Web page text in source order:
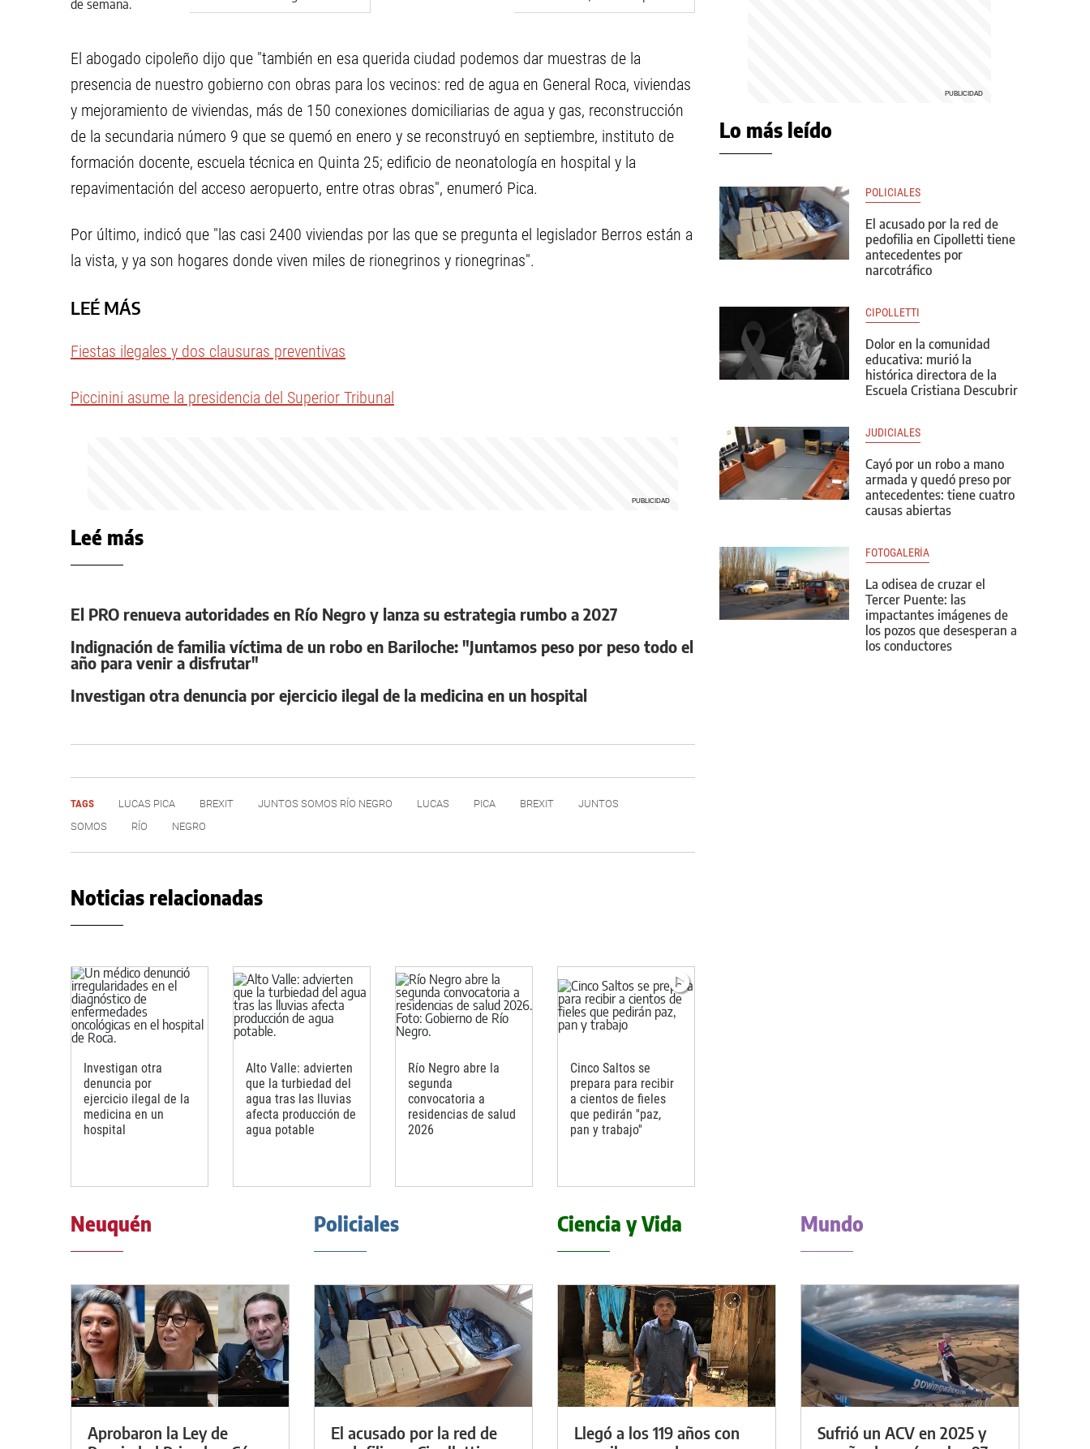
2027
por peso todo el año para
El abogado cipoleño dijo que "también en esa querida ciudad podemos dar muestras de la
presencia de nuestro gobierno con obras para los vecinos: red de agua en General Roca, viviendas
y mejoramiento de viviendas, más de 150 conexiones domiciliarias de agua y gas, reconstrucción
de la secundaria número 9 que se quemó en enero y se reconstruyó en septiembre, instituto de
formación docente, escuela técnica en Quinta 25; edificio de neonatología en hospital y la
repavimentación del acceso aeropuerto, entre otras obras", enumeró Pica.
Por último, indicó que "las casi 2400 viviendas por las que se pregunta el legislador Berros están a
la vista, y ya son hogares donde viven miles de rionegrinos y rionegrinas".
LEÉ MÁS
Fiestas ilegales y dos clausuras preventivas
Piccinini asume la presidencia del Superior Tribunal
Leé más
El PRO renueva autoridades en Río Negro y lanza su estrategia rumbo a 2027
Indignación de familia víctima de un robo en Bariloche: "Juntamos peso por peso todo el
año para venir a disfrutar"
Investigan otra denuncia por ejercicio ilegal de la medicina en un hospital
TAGS LUCAS PICA BREXIT JUNTOS SOMOS RÍO NEGRO LUCAS PICA BREXIT
JUNTOS
SOMOS
RÍO NEGRO
Noticias relacionadas
Investigan otra
denuncia por
ejercicio ilegal de la
medicina en un
hospital
Alto Valle: advierten
que la turbiedad del
agua tras las lluvias
afecta producción de
agua potable
Río Negro abre la
segunda
convocatoria a
residencias de salud
2026
Cinco Saltos se
prepara para recibir
a cientos de fieles
que pedirán ''paz,
pan y trabajo''
Lo más leído
POLICIALES
El acusado por la red de
pedofilia en Cipolletti tiene
antecedentes por
narcotráfico
CIPOLLETTI
Dolor en la comunidad
educativa: murió la
histórica directora de la
Escuela Cristiana Descubrir
JUDICIALES
Cayó por un robo a mano
armada y quedó preso por
antecedentes: tiene cuatro
causas abiertas
FOTOGALERÍA
La odisea de cruzar el
Tercer Puente: las
impactantes imágenes de
los pozos que desesperan a
los conductores
Neuquén
Aprobaron la Ley de
Policiales
El acusado por la red de
Ciencia y Vida
Llegó a los 119 años con
Mundo
Sufrió un ACV en 2025 y